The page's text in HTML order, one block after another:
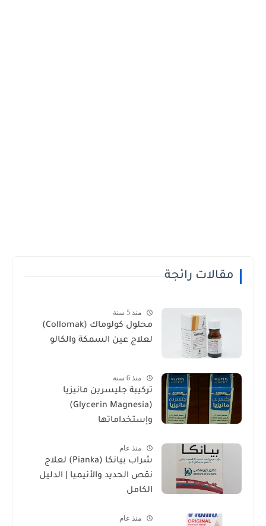
مقالات رائجة
منذ 5 سنة
محلول كولوماك (Collomak)
لعلاج عين السمكة والكالو
منذ 6 سنة
تركيبة جليسرين مانيزيا
(Glycerin Magnesia)
وإستخداماتها
منذ عام
شراب بيانكا (Pianka) لعلاج
نقص الحديد والأنيميا | الدليل
الكامل
منذ عام